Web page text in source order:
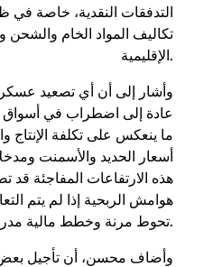
التدفقات النقدية، خاصة في
تكاليف المواد الخام والشحن
الإقليمية.
وأشار إلى أن أي تصعيد
عادة إلى اضطراب في أسواق
ما ينعكس على تكلفة الإنتاج
أسعار الحديد والأسمنت
هذه الارتفاعات المفاجئة
هوامش الربحية إذا لم يتم
تحوط مرنة وخطط مالية مدروسة.
وأضاف محسن، أن تأجيل